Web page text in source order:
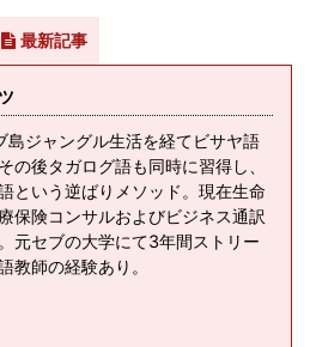
最新記事
島ジャングル生活を経てビサヤ語
の後タガログ語も同時に習得し、
という逆ばりメソッド。現在生命
保険コンサルおよびビジネス通訳
元セブの大学にて3年間ストリー
教師の経験あり。